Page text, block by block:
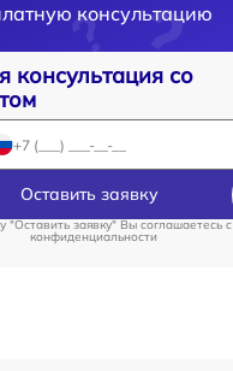
консультацию
консультация со
Оставить заявку
"Оставить заявку" Вы соглашаетесь c
конфиденциальности